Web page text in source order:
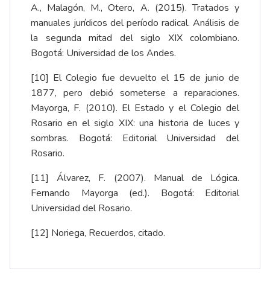
A., Malagón, M., Otero, A. (2015). Tratados y
manuales jurídicos del período radical. Análisis de
la segunda mitad del siglo XIX colombiano.
Bogotá: Universidad de los Andes.
[10] El Colegio fue devuelto el 15 de junio de
1877, pero debió someterse a reparaciones.
Mayorga, F. (2010). El Estado y el Colegio del
Rosario en el siglo XIX: una historia de luces y
sombras. Bogotá: Editorial Universidad del
Rosario.
[11] Álvarez, F. (2007). Manual de Lógica.
Fernando Mayorga (ed.). Bogotá: Editorial
Universidad del Rosario.
[12] Noriega, Recuerdos, citado.